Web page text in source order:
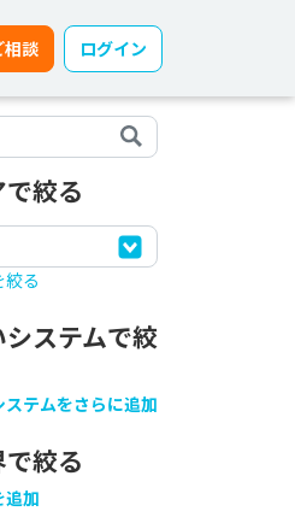
相談 ログイン
絞る
絞る
ステムで絞
ステムをさらに追加
絞る
追加